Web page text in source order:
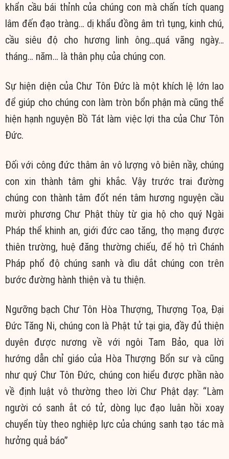
khẩn cầu bái thỉnh của chúng con mà chấn tích quang
lâm đến đạo tràng… dị khẩu đồng âm trì tụng, kinh chú,
cầu siêu độ cho hương linh ông…quá vãng ngày…
tháng… năm… là thân phụ của chúng con.
Sự hiện diện của Chư Tôn Đức là một khích lệ lớn lao
để giúp cho chúng con làm tròn bổn phận mà cũng thể
hiện hạnh nguyện Bồ Tát làm việc lợi tha của Chư Tôn
Đức.
Đối với công đức thâm ân vô lượng vô biên nầy, chúng
con xin thành tâm ghi khắc. Vậy trước trai đường
chúng con thành tâm đốt nén tâm hương nguyện cầu
mười phương Chư Phật thùy từ gia hộ cho quý Ngài
Pháp thể khinh an, giới đức cao tăng, thọ mạng được
thiên trường, huệ đăng thường chiếu, để hộ trì Chánh
Pháp phổ độ chúng sanh và dìu dắt chúng con trên
bước đường hành thiện và tu thiện.
Ngưỡng bạch Chư Tôn Hòa Thượng, Thượng Tọa, Đại
Đức Tăng Ni, chúng con là Phật tử tại gia, đầy đủ thiện
duyên được nương về với ngôi Tam Bảo, qua lời
hướng dẫn chỉ giáo của Hòa Thượng Bổn sư và cũng
như quý Chư Tôn Đức, chúng con hiểu được phần nào
về định luật vô thường theo lời Chư Phật dạy: “Làm
người có sanh ắt có tử, dòng lục đạo luân hồi xoay
chuyển tùy theo nghiệp lực của chúng sanh tạo tác mà
hưởng quả báo”